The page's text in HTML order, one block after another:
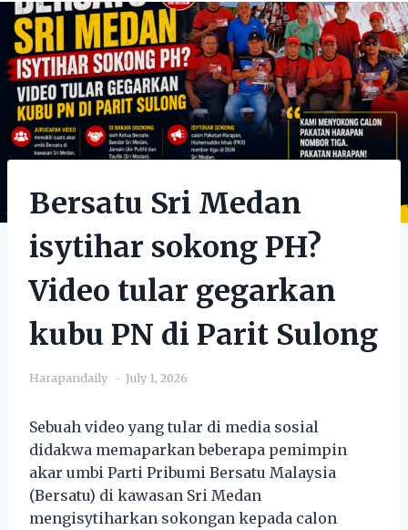
Bersatu Sri Medan
isytihar sokong PH?
Video tular gegarkan
kubu PN di Parit Sulong
Harapandaily July 1, 2026
Sebuah video yang tular di media sosial
didakwa memaparkan beberapa pemimpin
akar umbi Parti Pribumi Bersatu Malaysia
(Bersatu) di kawasan Sri Medan
mengisytiharkan sokongan kepada calon